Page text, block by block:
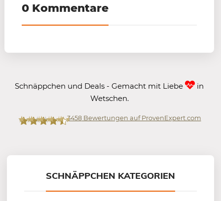
0 Kommentare
Schnäppchen und Deals - Gemacht mit Liebe
in
Wetschen.
3458Bewertungen auf ProvenExpert.com
SCHNÄPPCHEN KATEGORIEN